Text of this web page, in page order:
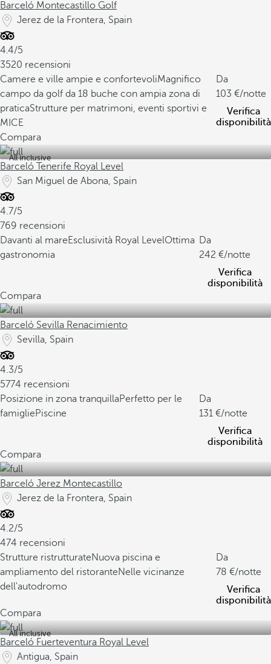
Barceló Montecastillo Golf
Jerez de la Frontera, Spain
4.4/5
3520 recensioni
Camere e ville ampie e confortevoliMagnifico
campo da golf da 18 buche con ampia zona di
praticaStrutture per matrimoni, eventi sportivi e
MICE
Da
103
/notte
Verifica
disponibilità
Compara
All inclusive
Barceló Tenerife Royal Level
San Miguel de Abona, Spain
4.7/5
769 recensioni
Davanti al mareEsclusività Royal LevelOttima
gastronomia
Da
242
/notte
Verifica
disponibilità
Compara
Barceló Sevilla Renacimiento
Sevilla, Spain
4.3/5
5774 recensioni
Posizione in zona tranquillaPerfetto per le
famigliePiscine
Da
131
/notte
Verifica
disponibilità
Compara
Barceló Jerez Montecastillo
Jerez de la Frontera, Spain
4.2/5
474 recensioni
Strutture ristrutturateNuova piscina e
ampliamento del ristoranteNelle vicinanze
dell'autodromo
Da
78
/notte
Verifica
disponibilità
Compara
All inclusive
Barceló Fuerteventura Royal Level
Antigua, Spain